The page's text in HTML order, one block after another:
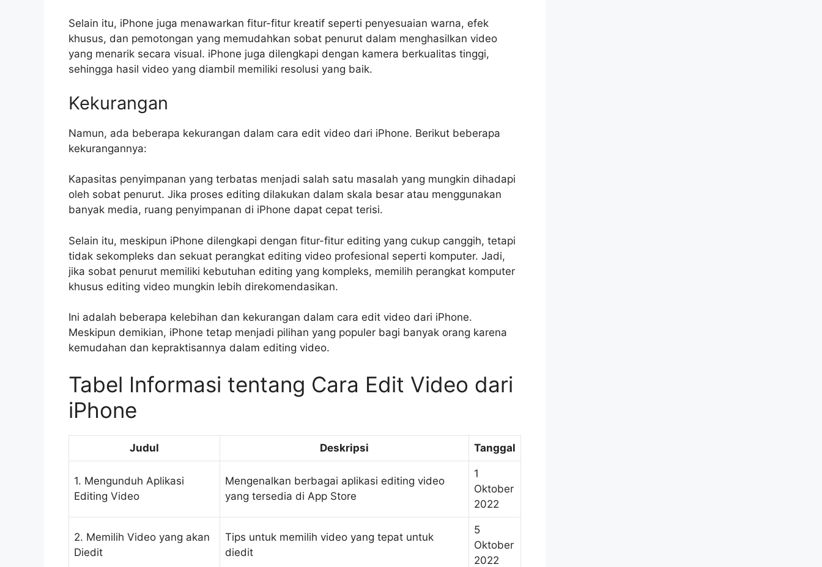
Selain itu, iPhone juga menawarkan fitur-fitur kreatif seperti penyesuaian warna, efek
khusus, dan pemotongan yang memudahkan sobat penurut dalam menghasilkan video
yang menarik secara visual. iPhone juga dilengkapi dengan kamera berkualitas tinggi,
sehingga hasil video yang diambil memiliki resolusi yang baik.
Kekurangan
Namun, ada beberapa kekurangan dalam cara edit video dari iPhone. Berikut beberapa
kekurangannya:
Kapasitas penyimpanan yang terbatas menjadi salah satu masalah yang mungkin dihadapi
oleh sobat penurut. Jika proses editing dilakukan dalam skala besar atau menggunakan
banyak media, ruang penyimpanan di iPhone dapat cepat terisi.
Selain itu, meskipun iPhone dilengkapi dengan fitur-fitur editing yang cukup canggih, tetapi
tidak sekompleks dan sekuat perangkat editing video profesional seperti komputer. Jadi,
jika sobat penurut memiliki kebutuhan editing yang kompleks, memilih perangkat komputer
khusus editing video mungkin lebih direkomendasikan.
Ini adalah beberapa kelebihan dan kekurangan dalam cara edit video dari iPhone.
Meskipun demikian, iPhone tetap menjadi pilihan yang populer bagi banyak orang karena
kemudahan dan kepraktisannya dalam editing video.
Tabel Informasi tentang Cara Edit Video dari
iPhone
Judul Deskripsi Tanggal
1. Mengunduh Aplikasi
Editing Video
Mengenalkan berbagai aplikasi editing video
yang tersedia di App Store
1
Oktober
2022
2. Memilih Video yang akan
Diedit
Tips untuk memilih video yang tepat untuk
diedit
5
Oktober
2022